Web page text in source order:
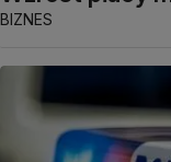
BIZNES